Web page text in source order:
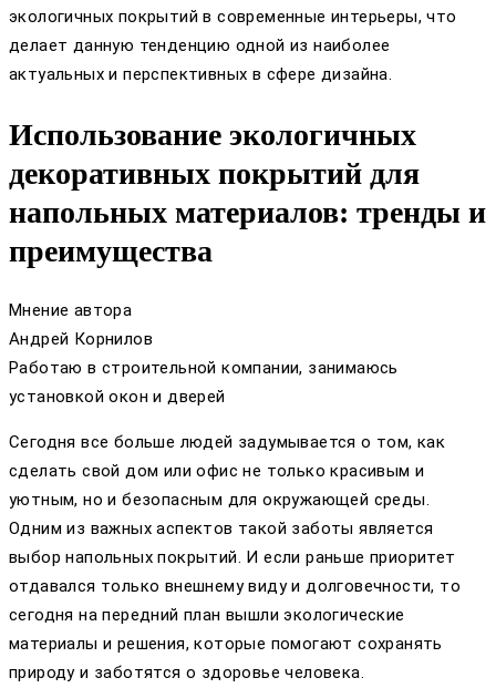
экологичных покрытий в современные интерьеры, что
делает данную тенденцию одной из наиболее
актуальных и перспективных в сфере дизайна.
Использование экологичных
декоративных покрытий для
напольных материалов: тренды и
преимущества
Мнение автора
Андрей Корнилов
Работаю в строительной компании, занимаюсь
установкой окон и дверей
Сегодня все больше людей задумывается о том, как
сделать свой дом или офис не только красивым и
уютным, но и безопасным для окружающей среды.
Одним из важных аспектов такой заботы является
выбор напольных покрытий. И если раньше приоритет
отдавался только внешнему виду и долговечности, то
сегодня на передний план вышли экологические
материалы и решения, которые помогают сохранять
природу и заботятся о здоровье человека.